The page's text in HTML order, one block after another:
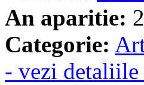
An aparitie:
Categorie:
- vezi detaliile